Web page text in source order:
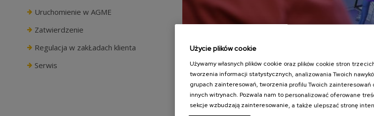
Uruchomienie w AGME
Zatwierdzenie
Regulacja w zakŁadach klienta
Serwis
Użycie plików cookie
Używamy własnych plików cookie oraz plików cookie stron
tworzenia informacji statystycznych, analizowania Twoich
grupach zainteresowań, tworzenia profilu Twoich
innych witrynach. Pozwala nam to personalizować oferowane
sekcje wzbudzają zainteresowanie, a także ulepszać stronę